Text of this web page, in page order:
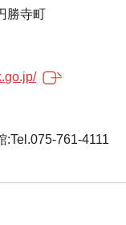
勝寺町
:Tel.075-761-4111